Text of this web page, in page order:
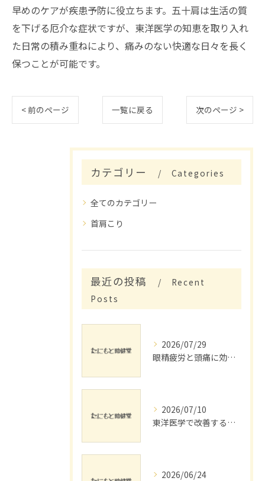
早めのケアが疾患予防に役立ちます。五十肩は生活の質
を下げる厄介な症状ですが、東洋医学の知恵を取り入れ
た日常の積み重ねにより、痛みのない快適な日々を長く
保つことが可能です。
< 前のページ 一覧に戻る 次のページ >
カテゴリー Categories
全てのカテゴリー
首肩こり
最近の投稿
Recent
Posts
2026/07/29
眼精疲労と頭痛に効くリラックス法
2026/07/10
東洋医学で改善する脚の浮腫とリンパ流し
2026/06/24